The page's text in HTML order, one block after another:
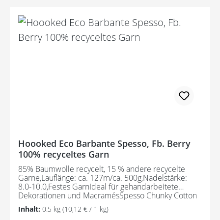
Hoooked Eco Barbante Spesso, Fb. Berry
100% recyceltes Garn
85% Baumwolle recycelt, 15 % andere recycelte
Garne,Lauflänge: ca. 127m/ca. 500g,Nadelstärke:
8.0-10.0,Festes GarnIdeal für gehandarbeitete
Dekorationen und MacramésSpesso Chunky Cotton
wird aus Textilabfällen hergestellt und ist daher ein
umweltfreundliches Garn. Der Herstellungsprozess
Inhalt: 0.5 kg (10,12 € / 1 kg)